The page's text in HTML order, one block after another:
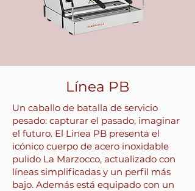
Línea PB
Un caballo de batalla de servicio
pesado: capturar el pasado, imaginar
el futuro. El Linea PB presenta el
icónico cuerpo de acero inoxidable
pulido La Marzocco, actualizado con
líneas simplificadas y un perfil más
bajo. Además está equipado con un